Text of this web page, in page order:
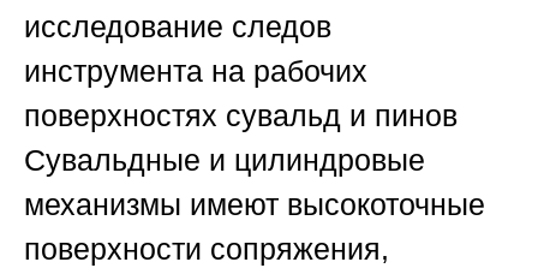
исследование следов
инструмента на рабочих
поверхностях сувальд и пинов
Сувальдные и цилиндровые
механизмы имеют высокоточные
поверхности сопряжения,